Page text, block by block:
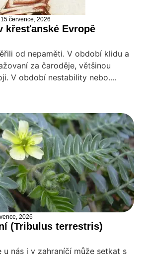
15 července, 2026
křesťanské Evropě
od nepaměti. V období klidu a
za čaroděje, většinou
V období nestability nebo....
2026
(Tribulus terrestris)
u nás i v zahraníčí může setkat s